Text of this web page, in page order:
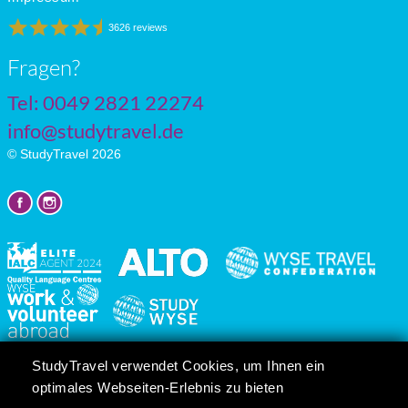
StudyTravel verwendet Cookies, um Ihnen ein
optimales Webseiten-Erlebnis zu bieten
3626 reviews
Fragen?
Tel: 0049 2821 22274
info@studytravel.de
© StudyTravel 2026
Cookie-Einstellungen